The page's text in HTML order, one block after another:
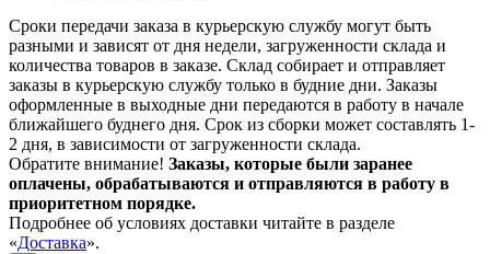
Сроки передачи заказа в курьерскую службу могут быть
разными и зависят от дня недели, загруженности склада и
количества товаров в заказе. Склад собирает и отправляет
заказы в курьерскую службу только в будние дни. Заказы
оформленные в выходные дни передаются в работу в начале
ближайшего буднего дня. Срок из сборки может составлять 1-
2 дня, в зависимости от загруженности склада.
Обратите внимание! Заказы, которые были заранее
оплачены, обрабатываются и отправляются в работу в
приоритетном порядке.
Подробнее об условиях доставки читайте в разделе
«Доставка».